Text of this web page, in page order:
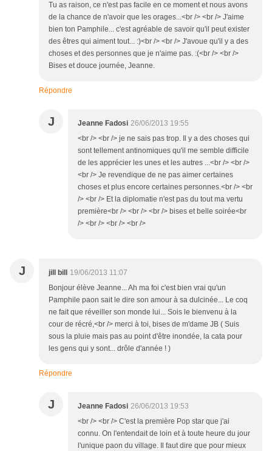
Tu as raison, ce n'est pas facile en ce moment et nous avons
de la chance de n'avoir que les orages...<br /> <br /> J'aime
bien ton Pamphile... c'est agréable de savoir qu'il peut exister
des êtres qui aiment tout... :)<br /> <br /> J'avoue qu'il y a des
choses et des personnes que je n'aime pas. :(<br /> <br />
Bises et douce journée, Jeanne.
Répondre
J Jeanne Fadosi 26/06/2013 19:55
<br /> <br /> je ne sais pas trop. Il y a des choses qui
sont tellement antinomiques qu'il me semble difficile
de les apprécier les unes et les autres ...<br /> <br />
<br /> Je revendique de ne pas aimer certaines
choses et plus encore certaines personnes.<br /> <br
/> <br /> Et la diplomatie n'est pas du tout ma vertu
première<br /> <br /> <br /> bises et belle soirée<br
/> <br /> <br /> <br />
J jill bill
19/06/2013 11:07
Bonjour élève Jeanne... Ah ma foi c'est bien vrai qu'un
Pamphile paon sait le dire son amour à sa dulcinée... Le coq
ne fait que réveiller son monde lui... Sois le bienvenu à la
cour de récré,<br /> merci à toi, bises de m'dame JB ( Suis
sous la pluie mais pas au point d'être inondée, la cata pour
les gens qui y sont... drôle d'année ! )
Répondre
J Jeanne Fadosi 26/06/2013 19:53
<br /> <br /> C'est la première Pop star que j'ai
connu. On l'entendait de loin et à toute heure du jour
l'unique paon du village. Il faut dire que pour mieux